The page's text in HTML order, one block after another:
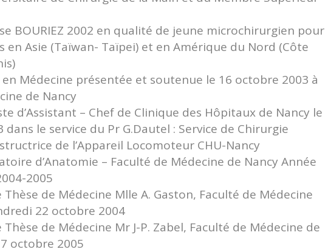
BOURIEZ 2002 en qualité de jeune microchirurgien pour
en Asie (Taïwan- Taïpei) et en Amérique du Nord (Côte
Médecine présentée et soutenue le 16 octobre 2003 à
de Nancy
d’Assistant – Chef de Clinique des Hôpitaux de Nancy le
le service du Pr G.Dautel : Service de Chirurgie
de l’Appareil Locomoteur CHU-Nancy
d’Anatomie – Faculté de Médecine de Nancy Année
2005
de Médecine Mlle A. Gaston, Faculté de Médecine
22 octobre 2004
de Médecine Mr J-P. Zabel, Faculté de Médecine de
octobre 2005